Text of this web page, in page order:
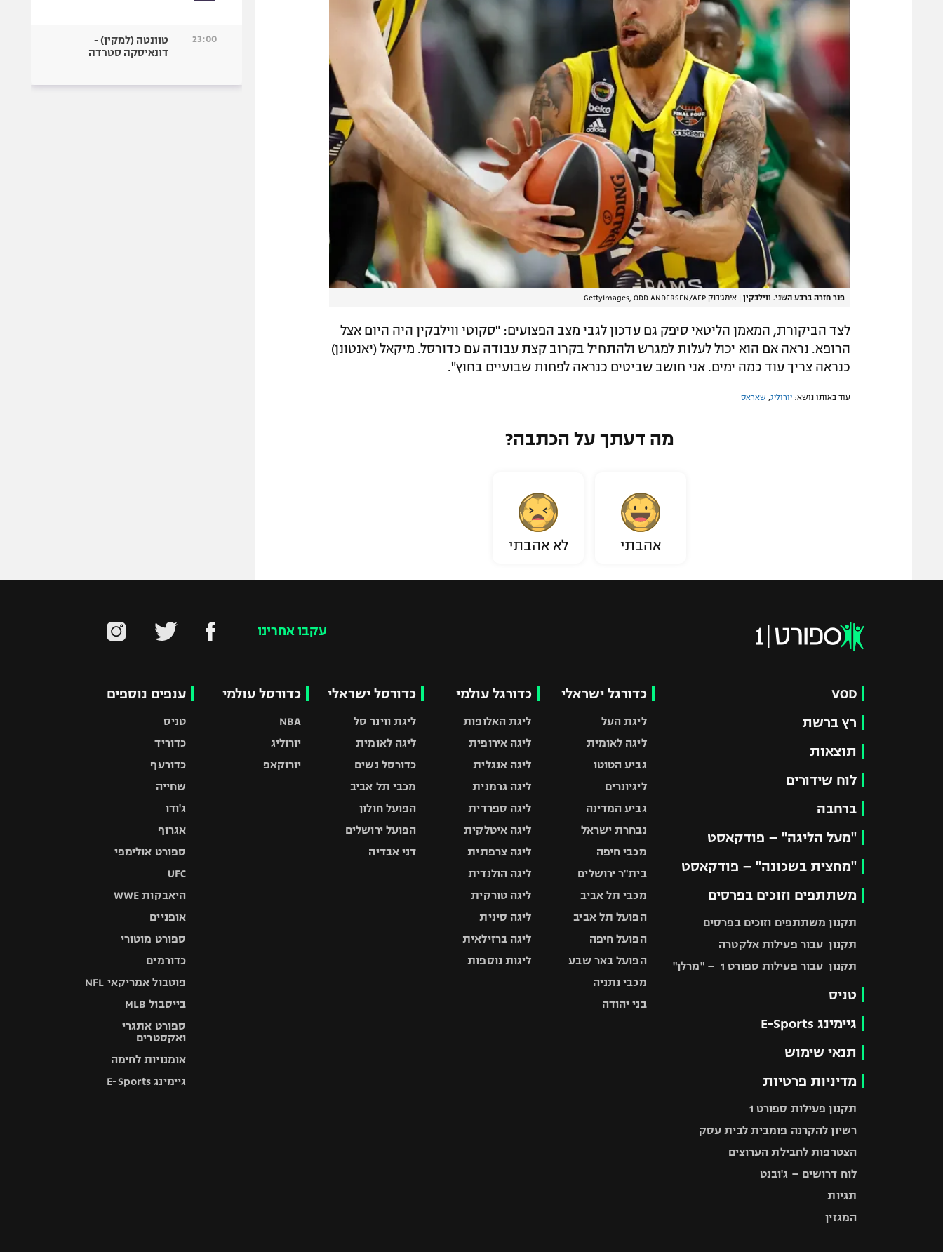
פנר חזרה ברבע השני. ווילבקין אימג'בנק GettyImages, ODD ANDERSEN/AFP
לצד הביקורת, המאמן הליטאי סיפק גם עדכון לגבי מצב הפצועים: "סקוטי ווילבקין היה היום אצל
הרופא. נראה אם הוא יכול לעלות למגרש ולהתחיל בקרוב קצת עבודה עם כדורסל. מיקאל (יאנטונן)
כנראה צריך עוד כמה ימים. אני חושב שביטים כנראה לפחות שבועיים בחוץ".
עוד באותו נושא: יורוליג שאראס
מה דעתך על הכתבה?
אהבתי לא אהבתי
23:00
טוונטה (למקין) -
דונאיסקה סטרדה
עקבו אחרינו
VOD
רץ ברשת
תוצאות
לוח שידורים
ברחבה
"מעל הליגה" – פודקאסט
"מחצית בשכונה" – פודקאסט
משתתפים וזוכים בפרסים
תקנון משתתפים וזוכים בפרסים
תקנון עבור פעילות אלקטרה
תקנון עבור פעילות ספורט 1 – "מרלן"
טניס
גיימינג E-Sports
תנאי שימוש
מדיניות פרטיות
תקנון פעילות ספורט 1
רשיון להקרנה פומבית לבית עסק
הצטרפות לחבילת הערוצים
לוח דרושים – ג'ובנט
תגיות
המגזין
כדורגל ישראלי
ליגת העל
ליגה לאומית
גביע הטוטו
ליגיונרים
גביע המדינה
נבחרת ישראל
מכבי חיפה
בית"ר ירושלים
מכבי תל אביב
הפועל תל אביב
הפועל חיפה
הפועל באר שבע
מכבי נתניה
בני יהודה
כדורגל עולמי
ליגת האלופות
ליגה אירופית
ליגה אנגלית
ליגה גרמנית
ליגה ספרדית
ליגה איטלקית
ליגה צרפתית
ליגה הולנדית
ליגה טורקית
ליגה סינית
ליגה ברזילאית
ליגות נוספות
כדורסל ישראלי
ליגת ווינר סל
ליגה לאומית
כדורסל נשים
מכבי תל אביב
הפועל חולון
הפועל ירושלים
דני אבדיה
כדורסל עולמי
NBA
יורוליג
יורוקאפ
ענפים נוספים
טניס
כדוריד
כדורעף
שחייה
ג'ודו
אגרוף
ספורט אולימפי
UFC
היאבקות WWE
אופניים
ספורט מוטורי
כדורמים
פוטבול אמריקאי NFL
בייסבול MLB
ספורט אתגרי
ואקסטרים
אומנויות לחימה
גיימינג E-Sports